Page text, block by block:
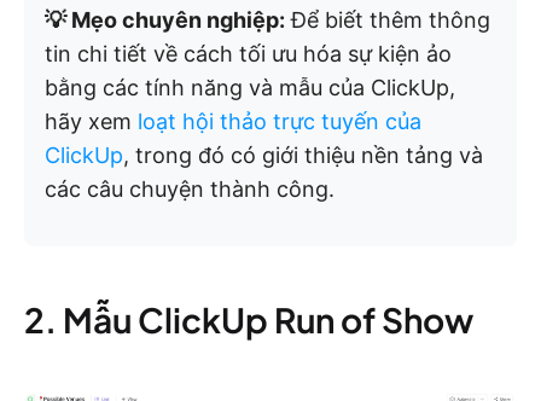
💡 Mẹo chuyên nghiệp: Để biết thêm thông
tin chi tiết về cách tối ưu hóa sự kiện ảo
bằng các tính năng và mẫu của ClickUp,
hãy xem loạt hội thảo trực tuyến của
ClickUp, trong đó có giới thiệu nền tảng và
các câu chuyện thành công.
2. Mẫu ClickUp Run of Show